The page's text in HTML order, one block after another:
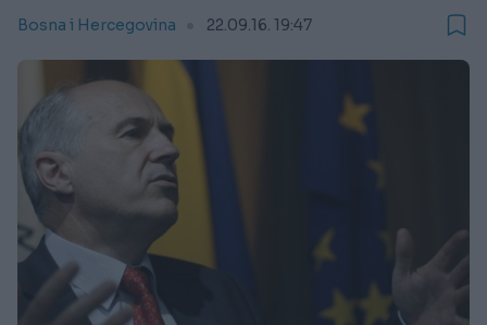
Bosna i Hercegovina 22.09.16. 19:47